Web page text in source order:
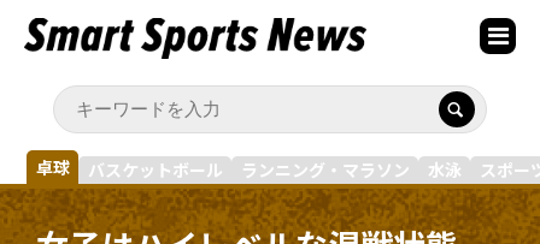
卓球 バスケットボール ランニング・マラソン 水泳 スポー